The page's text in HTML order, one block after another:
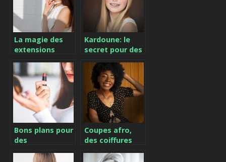
La magie des
extensions
revolution pour
votre coiffure
Kardoune: le
secret pour des
et doux très
longtemps
Bons plans pour
des
Coupes afro,
des coiffures